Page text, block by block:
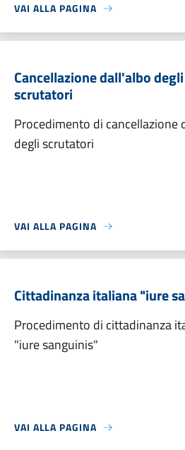
VAI ALLA PAGINA
Cancellazione dall'albo degli
scrutatori
Procedimento di cancellazione
degli scrutatori
VAI ALLA PAGINA
Cittadinanza italiana "iure
Procedimento di cittadinanza
"iure sanguinis"
VAI ALLA PAGINA